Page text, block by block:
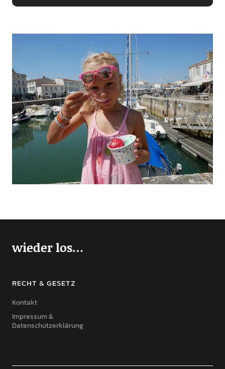
wieder los…
RECHT & GESETZ
Kontakt
Impressum &
Datenschutzerklärung